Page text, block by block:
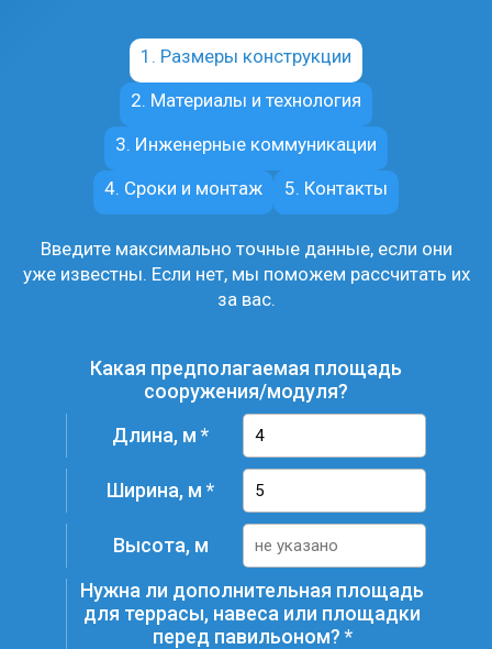
1. Размеры конструкции
2. Материалы и технология
3. Инженерные коммуникации
4. Сроки и монтаж
5. Контакты
Введите максимально точные данные, если они
уже известны. Если нет, мы поможем рассчитать их
за вас.
Какая предполагаемая площадь
сооружения/модуля?
Длина, м
Ширина, м
Высота, м
Нужна ли дополнительная площадь
для террасы, навеса или площадки
перед павильоном?